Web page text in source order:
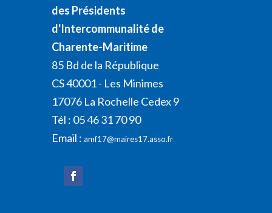
des Présidents
d'Intercommunalité de
Charente-Maritime
85 Bd de la République
CS 40001 - Les Minimes
17076 La Rochelle Cedex 9
Tél : 05 46 31 70 90
Email : amf17@maires17.asso.fr